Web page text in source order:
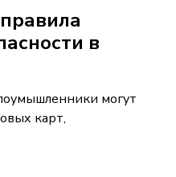
в
могут
карт,